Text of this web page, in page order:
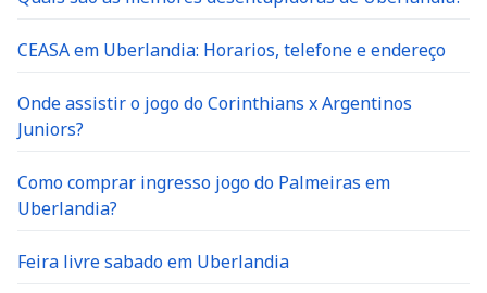
CEASA em Uberlandia: Horarios, telefone e endereço
Onde assistir o jogo do Corinthians x Argentinos
Juniors?
Como comprar ingresso jogo do Palmeiras em
Uberlandia?
Feira livre sabado em Uberlandia